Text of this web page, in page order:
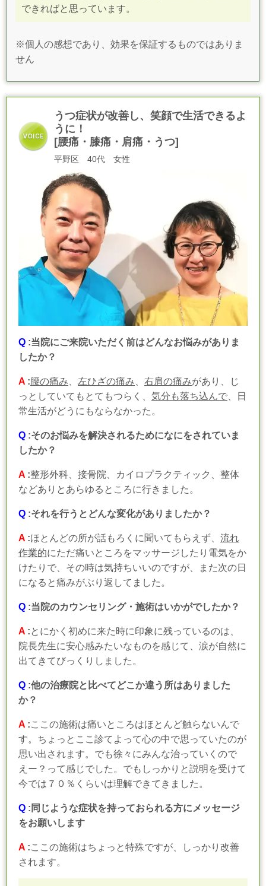
できればと思っています。
※個人の感想であり、効果を保証するものではありま
せん
うつ症状が改善し、笑顔で生活できるよ
うに！
[腰痛・膝痛・肩痛・うつ]
平野区 40代 女性
Q :当院にご来院いただく前はどんなお悩みがありま
したか？
A :腰の痛み 左ひざの痛み 右肩の痛みがあり、じ
っとしていてもとてもつらく、 気分も落ち込んで 、日
常生活がどうにもならなかった。
Q :そのお悩みを解決されるためになにをされていま
したか？
A :整形外科、接骨院、カイロプラクティック、整体
などありとあらゆるところに行きました。
Q :それを行うとどんな変化がありましたか？
A :ほとんどの所が話もろくに聞いてもらえず、 流れ
作業的にただ痛いところをマッサージしたり電気をか
けたりで、その時は気持ちいいのですが、また次の日
になると痛みがぶり返してました。
Q :当院のカウンセリング・施術はいかがでしたか？
A :とにかく初めに来た時に印象に残っているのは、
院長先生に安心感みたいなものを感じて、涙が自然に
出てきてびっくりしました。
Q :他の治療院と比べてどこか違う所はありました
か？
A :ここの施術は痛いところはほとんど触らないんで
す。ちょっとここ診てよって心の中で思っていたのが
思い出されます。でも徐々にみんな治っていくので
えー？って感じでした。でもしっかりと説明を受けて
今では７０％くらいは理解できてきました。
Q :同じような症状を持っておられる方にメッセージ
をお願いします
A :ここの施術はちょっと特殊ですが、しっかり改善
されます。